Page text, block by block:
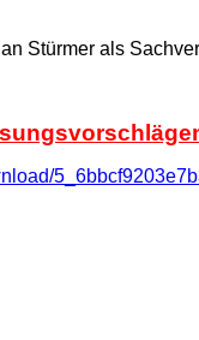
Stürmer als